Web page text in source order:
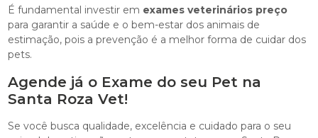
É fundamental investir em exames veterinários preço
para garantir a saúde e o bem-estar dos animais de
estimação, pois a prevenção é a melhor forma de cuidar dos
pets.
Agende já o Exame do seu Pet na
Santa Roza Vet!
Se você busca qualidade, excelência e cuidado para o seu